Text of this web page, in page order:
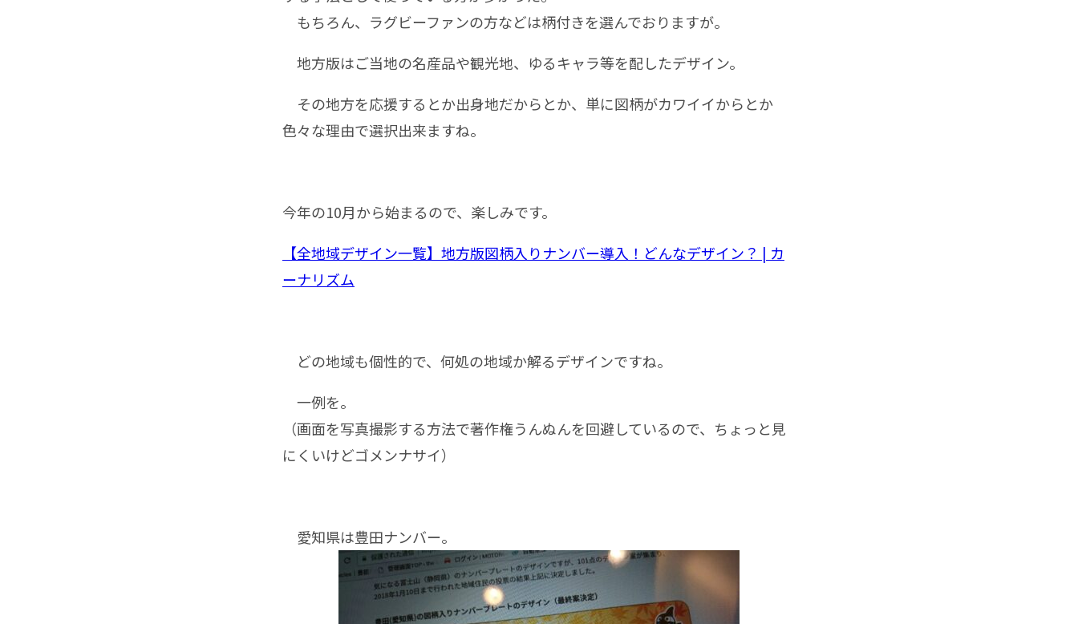
もちろん、ラグビーファンの方などは柄付きを選んでおりますが。
地方版はご当地の名産品や観光地、ゆるキャラ等を配したデザイン。
その地方を応援するとか出身地だからとか、単に図柄がカワイイからとか
色々な理由で選択出来ますね。
今年の10月から始まるので、楽しみです。
【全地域デザイン一覧】地方版図柄入りナンバー導入！どんなデザイン？ | カ
ーナリズム
どの地域も個性的で、何処の地域か解るデザインですね。
一例を。
（画面を写真撮影する方法で著作権うんぬんを回避しているので、ちょっと見
にくいけどゴメンナサイ）
愛知県は豊田ナンバー。